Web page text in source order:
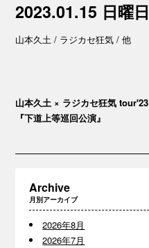
2023.01.15 日曜日
山本久土 / ラジカセ狂気 / 他
山本久土 × ラジカセ狂気 tour'23
『下道上等巡回公演』
Archive
月別アーカイブ
2026年8月
2026年7月